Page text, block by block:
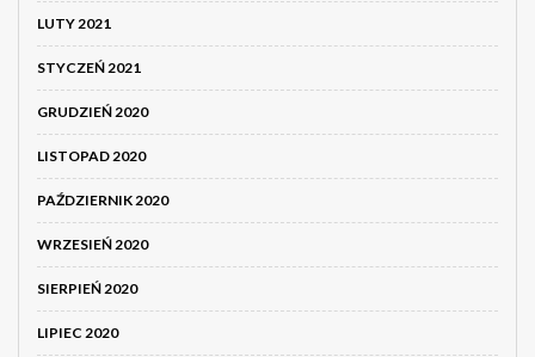
LUTY 2021
STYCZEŃ 2021
GRUDZIEŃ 2020
LISTOPAD 2020
PAŹDZIERNIK 2020
WRZESIEŃ 2020
SIERPIEŃ 2020
LIPIEC 2020